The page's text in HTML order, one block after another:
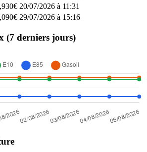
20/07/2026 à 11:31
29/07/2026 à 15:16
(7 derniers jours)